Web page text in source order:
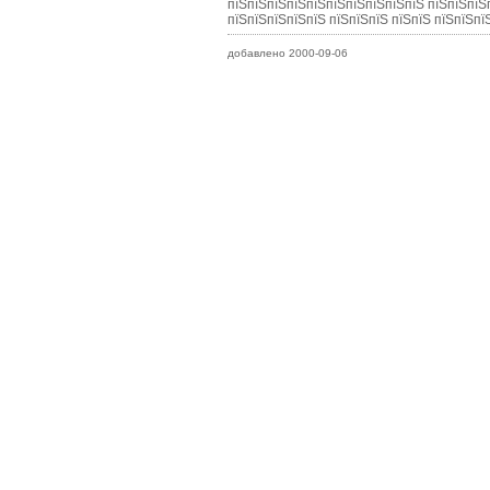
пїЅпїЅпїЅпїЅпїЅпїЅпїЅпїЅпїЅпїЅ
пїЅпїЅпїЅпїЅпїЅ пїЅпїЅпїЅ пїЅпїЅ
добавлено 2000-09-06